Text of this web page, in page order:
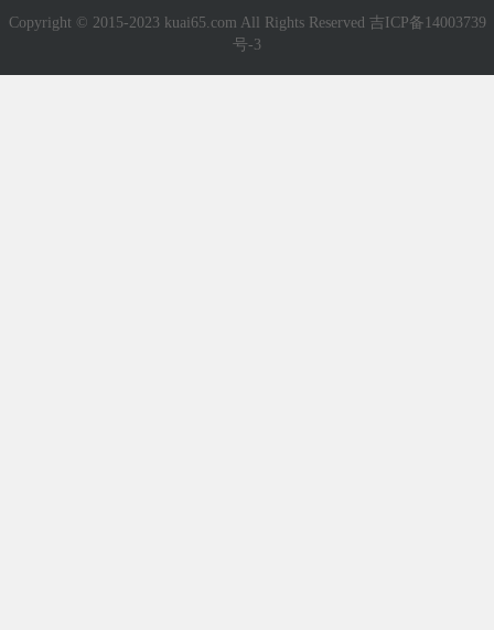
Copyright © 2015-2023 kuai65.com All Rights Reserved 吉ICP备14003739
号-3